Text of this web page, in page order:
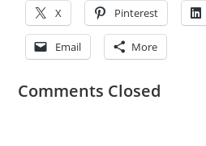
X Pinterest
Email More
Comments Closed